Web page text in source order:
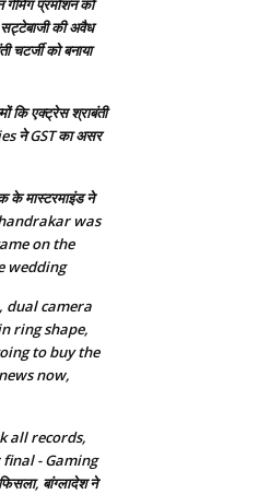
प्रमोशन को
सट्टेबाजी की अवैध
चटर्जी को बनाया
कि एक्ट्रेस श्राबंती
ने GST का असर
के मास्टरमाइंड ने
was
on the
wedding
dual camera
ring shape,
to buy the
now,
all records,
- Gaming
बांग्लादेश ने